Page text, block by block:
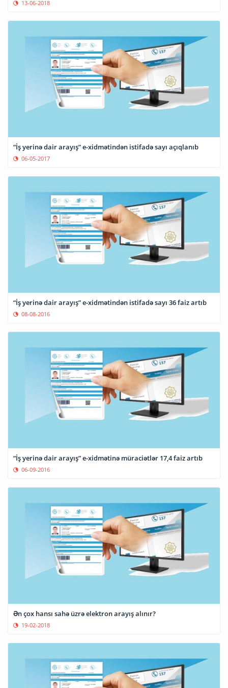
13-06-2018
“İş yerinə dair arayış” e-xidmətindən istifadə sayı açıqlanıb
06-05-2017
“İş yerinə dair arayış” e-xidmətindən istifadə sayı 36 faiz artıb
08-08-2016
“İş yerinə dair arayış” e-xidmətinə müraciətlər 17,4 faiz artıb
06-09-2016
Ən çox hansı sahə üzrə elektron arayış alınır?
19-02-2018